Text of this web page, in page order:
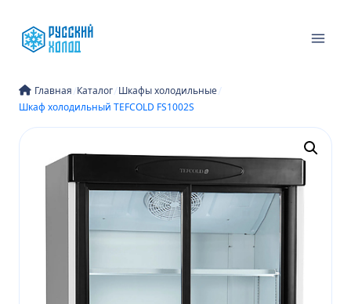
содержимому
Главная/Каталог/Шкафы холодильные/
Шкаф холодильный TEFCOLD FS1002S